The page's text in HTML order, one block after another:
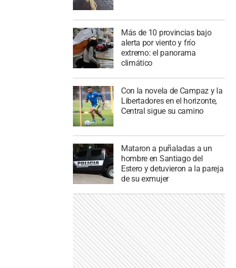
Más de 10 provincias bajo
alerta por viento y frío
extremo: el panorama
climático
Con la novela de Campaz y la
Libertadores en el horizonte,
Central sigue su camino
Mataron a puñaladas a un
hombre en Santiago del
Estero y detuvieron a la pareja
de su exmujer